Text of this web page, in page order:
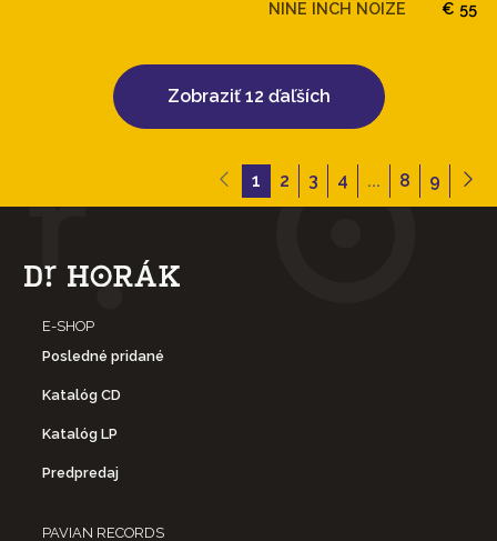
NINE INCH NOIZE € 55
Zobraziť 12 ďaľších
1 2 3 4 ... 8 9
E-SHOP
Posledné pridané
Katalóg CD
Katalóg LP
Predpredaj
PAVIAN RECORDS